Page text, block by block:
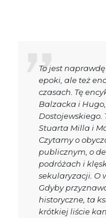
To jest
epoki, ale też
czasach. Tę
Balzacka i
Dostojewskiego.
Stuarta Milla i
Czytamy o
publicznym, o
podróżach i
sekularyzacji. O
Gdyby
historyczne, ta
krótkiej liście